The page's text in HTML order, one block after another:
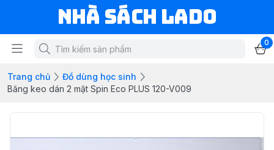
NHÀ SÁCH LADO
0
Trang chủ
Đồ dùng học sinh
Băng keo dán 2 mặt Spin Eco PLUS 120-V009